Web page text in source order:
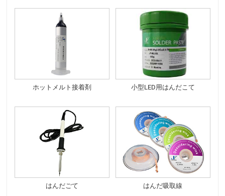
ホットメルト接着剤 小型LED用はんだこて
はんだごて はんだ吸取線